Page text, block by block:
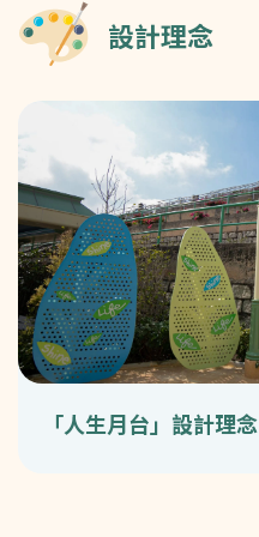
設計理念
「人生月台」設計理念